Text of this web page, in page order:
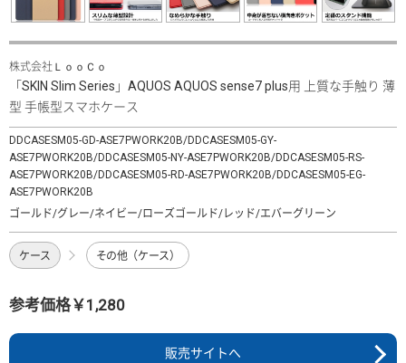
株式会社ＬｏｏＣｏ
「SKIN Slim Series」AQUOS AQUOS sense7 plus用 上質な手触り 薄
型 手帳型スマホケース
DDCASESM05-GD-ASE7PWORK20B/DDCASESM05-GY-
ASE7PWORK20B/DDCASESM05-NY-ASE7PWORK20B/DDCASESM05-RS-
ASE7PWORK20B/DDCASESM05-RD-ASE7PWORK20B/DDCASESM05-EG-
ASE7PWORK20B
ゴールド/グレー/ネイビー/ローズゴールド/レッド/エバーグリーン
ケース その他（ケース）
参考価格￥1,280
販売サイトへ